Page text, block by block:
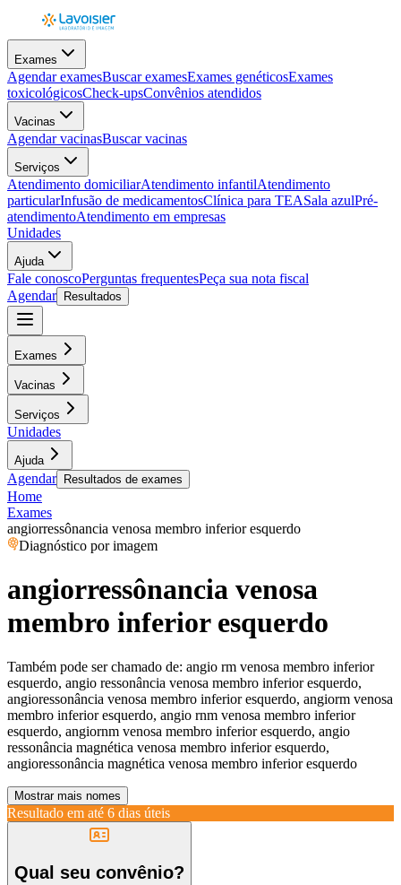
Exames
Agendar examesBuscar examesExames genéticosExames
toxicológicosCheck-upsConvênios atendidos
Vacinas
Agendar vacinasBuscar vacinas
Serviços
Atendimento domiciliarAtendimento infantilAtendimento
particularInfusão de medicamentosClínica para TEASala azulPré-
atendimentoAtendimento em empresas
Unidades
Ajuda
Fale conoscoPerguntas frequentesPeça sua nota fiscal
Agendar
Resultados
Exames
Vacinas
Serviços
Unidades
Ajuda
Agendar Resultados de exames
Home
Exames
angiorressônancia venosa membro inferior esquerdo
Diagnóstico por imagem
angiorressônancia venosa
membro inferior esquerdo
Também pode ser chamado de: angio rm venosa membro inferior
esquerdo, angio ressonância venosa membro inferior esquerdo,
angioressonância venosa membro inferior esquerdo, angiorm venosa
membro inferior esquerdo, angio rnm venosa membro inferior
esquerdo, angiornm venosa membro inferior esquerdo, angio
ressonância magnética venosa membro inferior esquerdo,
angioressonância magnética venosa membro inferior esquerdo
Mostrar mais nomes
Resultado em até 6 dias úteis
Qual seu convênio?